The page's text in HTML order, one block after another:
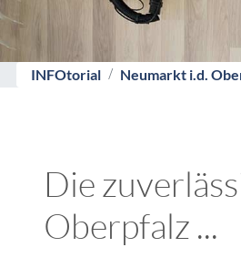
INFOtorial Neumarkt i.d.
Die
Oberpfalz ...